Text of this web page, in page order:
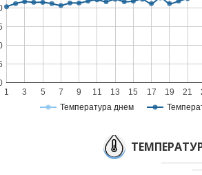
Температура днем
1 3 5 7 9 11 13 15 17 19 21